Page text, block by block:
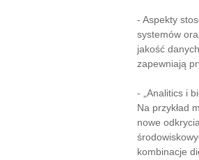
- Aspekty
systemów
jakość
zapewniają
- „Analitics i
Na przykład
nowe
kombinacje